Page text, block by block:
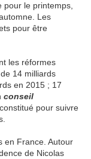
le printemps,
Les
pour être
les réformes
14 milliards
en 2015 ; 17
conseil
pour suivre
en France. Autour
de Nicolas